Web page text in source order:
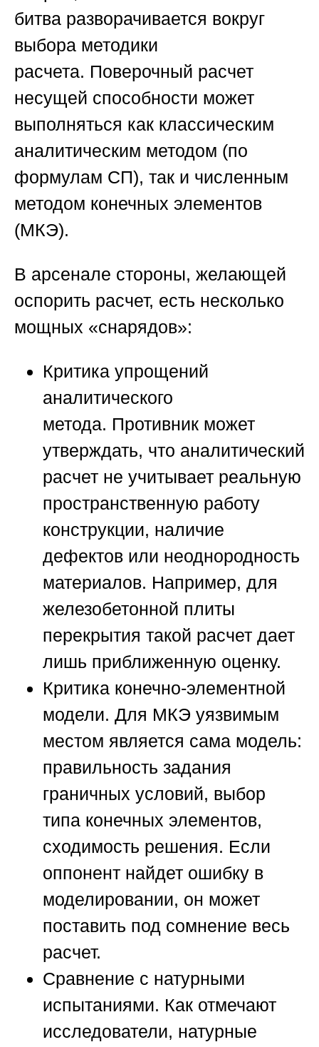
битва разворачивается вокруг
выбора методики
расчета. Поверочный расчет
несущей способности может
выполняться как классическим
аналитическим методом (по
формулам СП), так и численным
методом конечных элементов
(МКЭ).
В арсенале стороны, желающей
оспорить расчет, есть несколько
мощных «снарядов»:
Критика упрощений
аналитического
метода. Противник может
утверждать, что аналитический
расчет не учитывает реальную
пространственную работу
конструкции, наличие
дефектов или неоднородность
материалов. Например, для
железобетонной плиты
перекрытия такой расчет дает
лишь приближенную оценку.
Критика конечно-элементной
модели. Для МКЭ уязвимым
местом является сама модель:
правильность задания
граничных условий, выбор
типа конечных элементов,
сходимость решения. Если
оппонент найдет ошибку в
моделировании, он может
поставить под сомнение весь
расчет.
Сравнение с натурными
испытаниями. Как отмечают
исследователи, натурные